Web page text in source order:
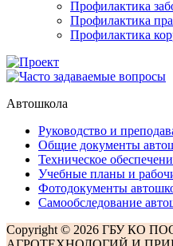
Профилактика
Профилактика
Профилактика
Автошкола
Руководство и
Общие документы
Техническое
Учебные планы и
Фотодокументы
Самообследование
Copyright © 2026 ГБУ КО